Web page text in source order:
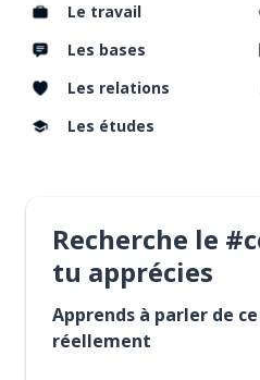
Le travail
Les bases
Les relations
Les études
Recherche le
tu apprécies
Apprends à parler de
réellement